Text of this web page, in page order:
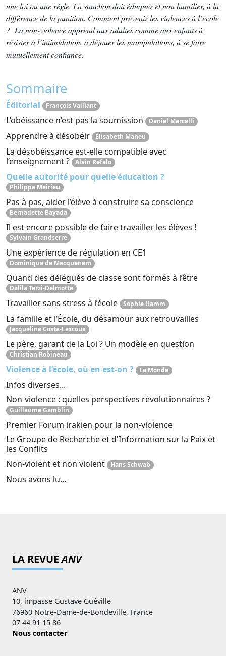
une loi ou une règle. La sanction doit éduquer et non humilier, à la
différence de la punition. Comment prévenir les violences à l’école
? La non-violence apprend aux adultes comme aux enfants à
résister à l’intimidation, à déjouer les manipulations, à se faire
mutuellement confiance.
Sommaire
Éditorial François Vaillant
L’obéissance n’est pas la soumission Daniel Marcelli
Apprendre à désobéir Élisabeth Maheu
La désobéissance est-elle compatible avec
l’enseignement ?
Alain Refalo
Quelle autorité pour quelle éducation ?
Philippe Meirieu
Pas à pas, aider l’élève à construire sa conscience
Bernadette Bayada
Il est encore possible de faire travailler les élèves !
Sylvain Grandserre
Une expérience de régulation en CE1
Dominique de Mecquenem
Quand des délégués de classe sont formés à l’être
Dalila Terzi-Delmotte
Travailler sans stress à l’école Sophie Hamm
La famille et l’École, du désamour aux retrouvailles
Jacqueline Costa-Lascoux
Le père, garant de la Loi ? Un modèle en question
Christian Robineau
Violence à l’école, où en est-on ? Le Monde
Infos diverses...
Non-violence : quelles perspectives révolutionnaires ?
Guillaume Gamblin
Premier Forum irakien pour la non-violence
Le Groupe de Recherche et d'Information sur la Paix et
les Conflits
Non-violent et non violent
Hans Schwab
Nous avons lu...
LA REVUEANV
ANV
10, impasse Gustave Guéville
76960 Notre-Dame-de-Bondeville, France
07 44 91 15 86
Nous contacter